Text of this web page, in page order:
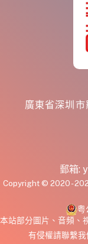
廣東省深圳
郵箱:
Copyright © 2020 -
本站部分圖片、音頻、
有侵權請聯繫